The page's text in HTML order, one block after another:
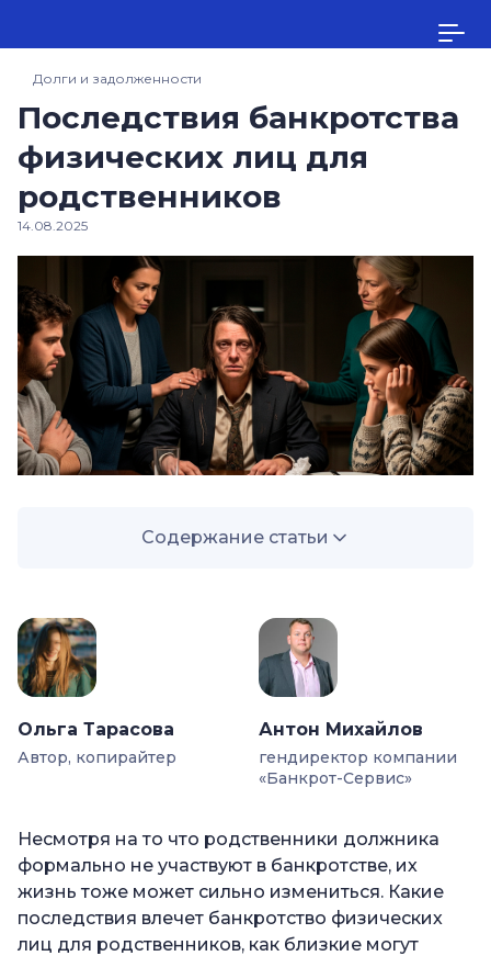
Долги и задолженности
Последствия банкротства
физических лиц для
родственников
14.08.2025
Содержание статьи
должника
—Последствия банкротства для супруга или
супруги
—
Как отражается банкротство родителей на
Влияние банкротства на других
—Влияет ли банкротство на возможность
получения кредита родственниками
— Как родственники могут узнать о банкротстве
должника
Ольга Тарасова
Автор, копирайтер
Антон Михайлов
гендиректор компании
«Банкрот-Сервис»
Несмотря на то что родственники должника
формально не участвуют в банкротстве, их
жизнь тоже может сильно измениться. Какие
последствия влечет банкротство физических
лиц для родственников, как близкие могут